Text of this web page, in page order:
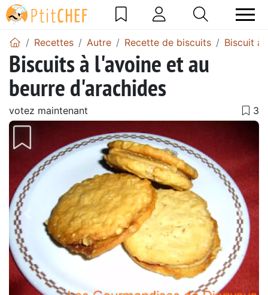
Recettes Autre Recette de biscuits Biscuit à
Biscuits à l'avoine et au
beurre d'arachides
votez maintenant
Précédent